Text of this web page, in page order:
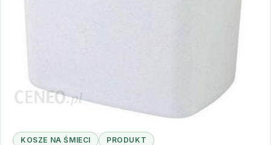
KOSZE NA ŚMIECI PRODUKT